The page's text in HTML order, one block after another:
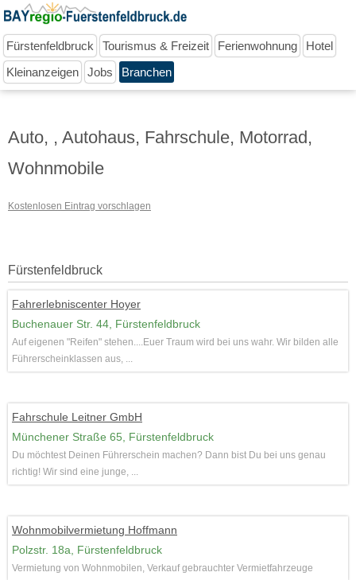
Fürstenfeldbruck Tourismus & Freizeit Ferienwohnung
Hotel
Kleinanzeigen
Jobs Branchen
Auto, , Autohaus, Fahrschule, Motorrad,
Wohnmobile
Kostenlosen Eintrag vorschlagen
Fürstenfeldbruck
Fahrerlebniscenter Hoyer
Buchenauer Str. 44, Fürstenfeldbruck
Auf eigenen "Reifen" stehen....Euer Traum wird bei uns wahr. Wir bilden alle
Führerscheinklassen aus, ...
Fahrschule Leitner GmbH
Münchener Straße 65, Fürstenfeldbruck
Du möchtest Deinen Führerschein machen? Dann bist Du bei uns genau
richtig! Wir sind eine junge, ...
Wohnmobilvermietung Hoffmann
Polzstr. 18a, Fürstenfeldbruck
Vermietung von Wohnmobilen, Verkauf gebrauchter Vermietfahrzeuge